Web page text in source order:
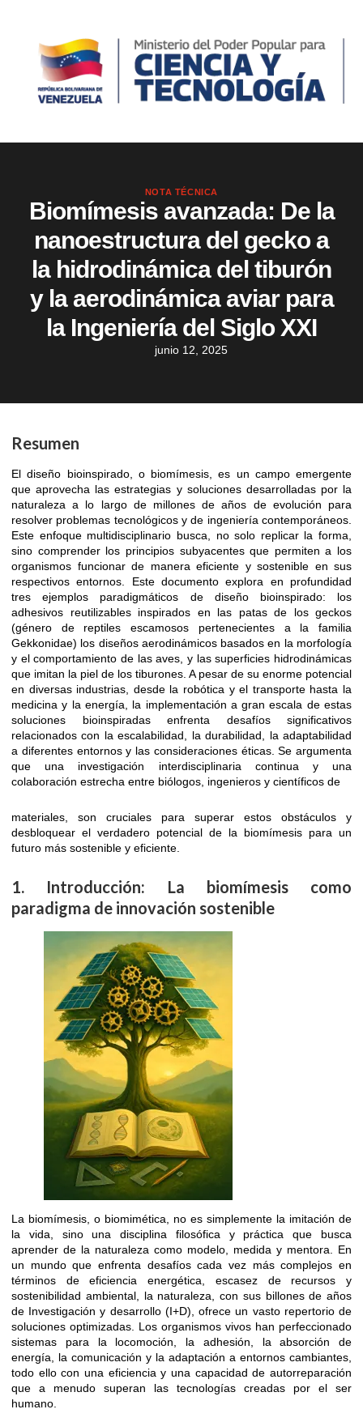
NOTA TÉCNICA
Biomímesis avanzada: De la
nanoestructura del gecko a
la hidrodinámica del tiburón
y la aerodinámica aviar para
la Ingeniería del Siglo XXI
junio 12, 2025
Resumen
El diseño bioinspirado, o biomímesis, es un campo emergente
que aprovecha las estrategias y soluciones desarrolladas por la
naturaleza a lo largo de millones de años de evolución para
resolver problemas tecnológicos y de ingeniería contemporáneos.
Este enfoque multidisciplinario busca, no solo replicar la forma,
sino comprender los principios subyacentes que permiten a los
organismos funcionar de manera eficiente y sostenible en sus
respectivos entornos. Este documento explora en profundidad
tres ejemplos paradigmáticos de diseño bioinspirado: los
adhesivos reutilizables inspirados en las patas de los geckos
(género de reptiles escamosos pertenecientes a la familia
Gekkonidae) los diseños aerodinámicos basados en la morfología
y el comportamiento de las aves, y las superficies hidrodinámicas
que imitan la piel de los tiburones. A pesar de su enorme potencial
en diversas industrias, desde la robótica y el transporte hasta la
medicina y la energía, la implementación a gran escala de estas
soluciones bioinspiradas enfrenta desafíos significativos
relacionados con la escalabilidad, la durabilidad, la adaptabilidad
a diferentes entornos y las consideraciones éticas. Se argumenta
que una investigación interdisciplinaria continua y una
colaboración estrecha entre biólogos, ingenieros y científicos de
materiales, son cruciales para superar estos obstáculos y
desbloquear el verdadero potencial de la biomímesis para un
futuro más sostenible y eficiente.
1. Introducción: La biomímesis como
paradigma de innovación sostenible
La biomímesis, o biomimética, no es simplemente la imitación de
la vida, sino una disciplina filosófica y práctica que busca
aprender de la naturaleza como modelo, medida y mentora. En
un mundo que enfrenta desafíos cada vez más complejos en
términos de eficiencia energética, escasez de recursos y
sostenibilidad ambiental, la naturaleza, con sus billones de años
de Investigación y desarrollo (I+D), ofrece un vasto repertorio de
soluciones optimizadas. Los organismos vivos han perfeccionado
sistemas para la locomoción, la adhesión, la absorción de
energía, la comunicación y la adaptación a entornos cambiantes,
todo ello con una eficiencia y una capacidad de autorreparación
que a menudo superan las tecnologías creadas por el ser
humano.